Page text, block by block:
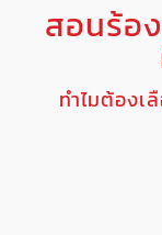
สอนร้อ
ทำไมต้องเ